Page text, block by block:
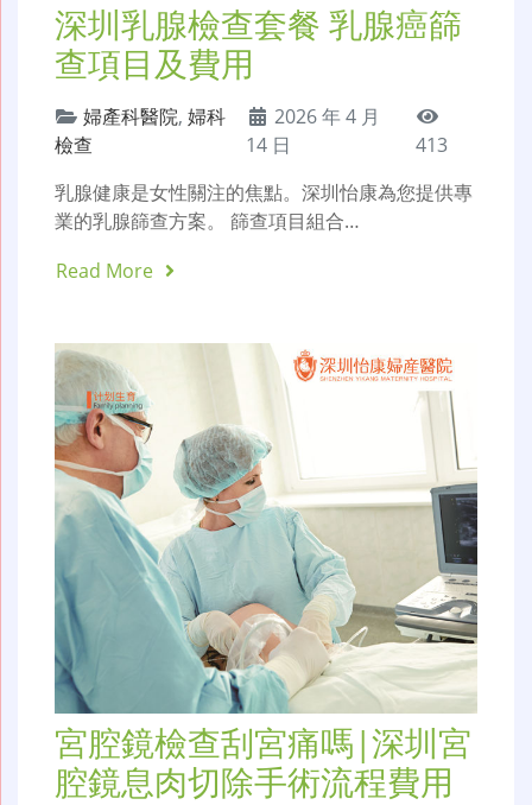
深圳乳腺檢查套餐 乳腺癌篩
查項目及費用
婦產科醫院, 婦科
檢查
2026 年 4 月
14 日
413
乳腺健康是女性關注的焦點。深圳怡康為您提供專
業的乳腺篩查方案。 篩查項目組合…
Read More
宮腔鏡檢查刮宮痛嗎|深圳宮
腔鏡息肉切除手術流程費用